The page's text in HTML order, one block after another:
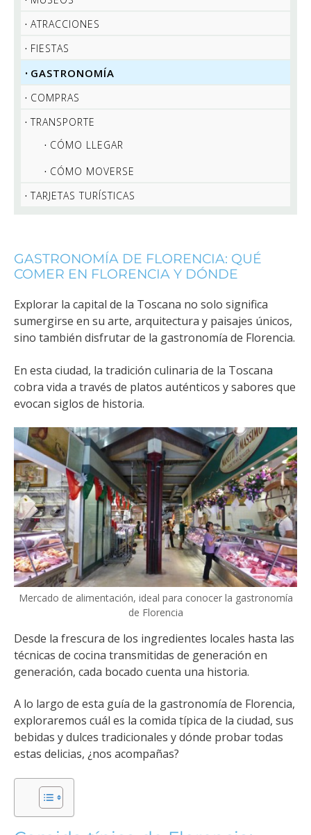
ATRACCIONES
FIESTAS
GASTRONOMÍA
COMPRAS
TRANSPORTE
CÓMO LLEGAR
CÓMO MOVERSE
TARJETAS TURÍSTICAS
GASTRONOMÍA DE FLORENCIA: QUÉ
COMER EN FLORENCIA Y DÓNDE
Explorar la capital de la Toscana no solo significa
sumergirse en su arte, arquitectura y paisajes únicos,
sino también disfrutar de la gastronomía de Florencia.
En esta ciudad, la tradición culinaria de la Toscana
cobra vida a través de platos auténticos y sabores que
evocan siglos de historia.
Mercado de alimentación, ideal para conocer la gastronomía
de Florencia
Desde la frescura de los ingredientes locales hasta las
técnicas de cocina transmitidas de generación en
generación, cada bocado cuenta una historia.
A lo largo de esta guía de la gastronomía de Florencia,
exploraremos cuál es la comida típica de la ciudad, sus
bebidas y dulces tradicionales y dónde probar todas
estas delicias, ¿nos acompañas?